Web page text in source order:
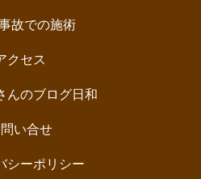
故での施術
クセス
んのブログ日和
い合せ
シーポリシー